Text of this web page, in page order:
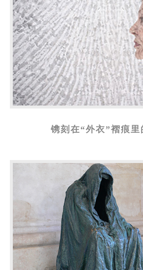
镌刻在“外衣”褶痕里